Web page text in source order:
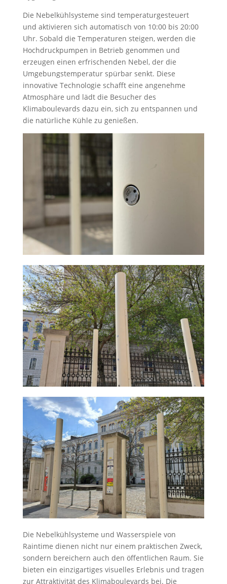
Die Nebelkühlsysteme sind temperaturgesteuert
und aktivieren sich automatisch von 10:00 bis 20:00
Uhr. Sobald die Temperaturen steigen, werden die
Hochdruckpumpen in Betrieb genommen und
erzeugen einen erfrischenden Nebel, der die
Umgebungstemperatur spürbar senkt. Diese
innovative Technologie schafft eine angenehme
Atmosphäre und lädt die Besucher des
Klimaboulevards dazu ein, sich zu entspannen und
die natürliche Kühle zu genießen.
Die Nebelkühlsysteme und Wasserspiele von
Raintime dienen nicht nur einem praktischen Zweck,
sondern bereichern auch den öffentlichen Raum. Sie
bieten ein einzigartiges visuelles Erlebnis und tragen
zur Attraktivität des Klimaboulevards bei. Die